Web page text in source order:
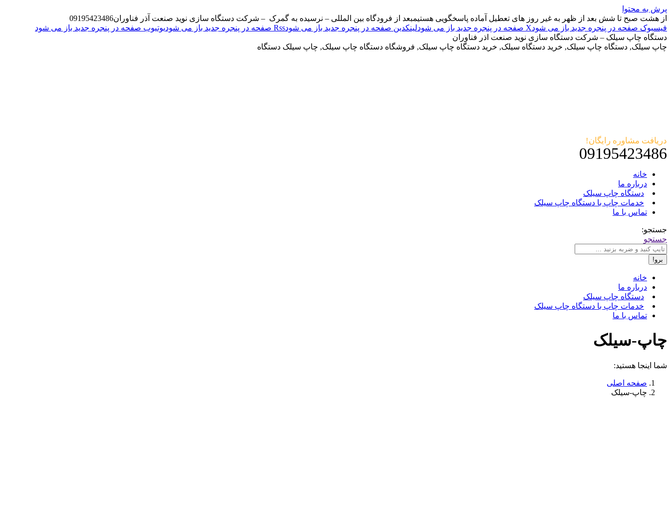
پرش به محتوا
از هشت صبح تا شش بعد از ظهر به غیر روز های تعطیل آماده پاسخگویی هستیمبعد از فرودگاه بین المللی – نرسیده به گمرک – شرکت دستگاه سازی نوید صنعت آذر فناوران09195423486
فیسبوک صفحه در پنجره جدید باز می شودX صفحه در پنجره جدید باز می شود لینکدین صفحه در پنجره جدید باز می شودRss صفحه در پنجره جدید باز می شود
یوتیوب صفحه در پنجره جدید باز می شود
دستگاه چاپ سیلک – شرکت دستگاه سازی نوید صنعت اذر فناوران
چاپ سیلک, دستگاه چاپ سیلک, خرید دستگاه سیلک, خرید دستگاه چاپ سیلک, فروشگاه دستگاه چاپ سیلک, چاپ سیلک دستگاه
دریافت مشاوره رایگان!
09195423486
خانه
درباره ما
دستگاه چاپ سیلک
خدمات چاپ با دستگاه چاپ سیلک
تماس با ما
جستجو:
جستجو
خانه
درباره ما
دستگاه چاپ سیلک
خدمات چاپ با دستگاه چاپ سیلک
تماس با ما
چاپ-سیلک
شما اینجا هستید:
صفحه اصلی
چاپ-سیلک